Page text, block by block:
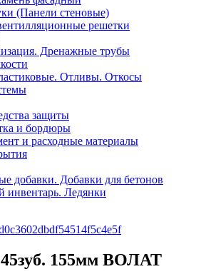
(Панели стеновые)
решетки
Дренажные трубы
Отливы. Откосы
защиты
и бордюры
и расходные материалы
добавки. Добавки для бетонов
инвентарь. Ледянки
155мм ВОЛАТ